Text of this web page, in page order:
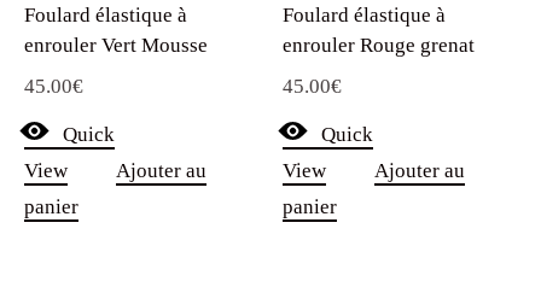
45.00€
Quick
View
panier
45.00€
Quick
View
panier